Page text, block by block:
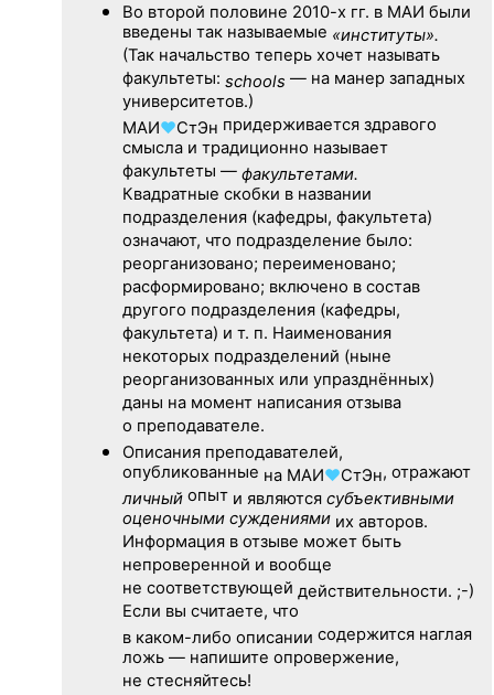
Во второй половине 2010-х гг. в МАИ были
введены так называемые «институты».
(Так начальство теперь хочет называть
факультеты: schools — на манер западных
университетов.)
МАИ♥СтЭн придерживается здравого
смысла и традиционно называет
факультеты — факультетами.
Квадратные скобки в названии
подразделения (кафедры, факультета)
означают, что подразделение было:
реорганизовано; переименовано;
расформировано; включено в состав
другого подразделения (кафедры,
факультета) и т. п. Наименования
некоторых подразделений (ныне
реорганизованных или упразднённых)
даны на момент написания отзыва
о преподавателе.
Описания преподавателей,
опубликованные на МАИ♥СтЭн, отражают
личныйопыт и являются субъективными
оценочными суждениямиих авторов.
Информация в отзыве может быть
непроверенной и вообще
не соответствующей действительности. ;-)
Если вы считаете, что
в каком-либо описании содержится наглая
ложь — напишите опровержение,
не стесняйтесь!